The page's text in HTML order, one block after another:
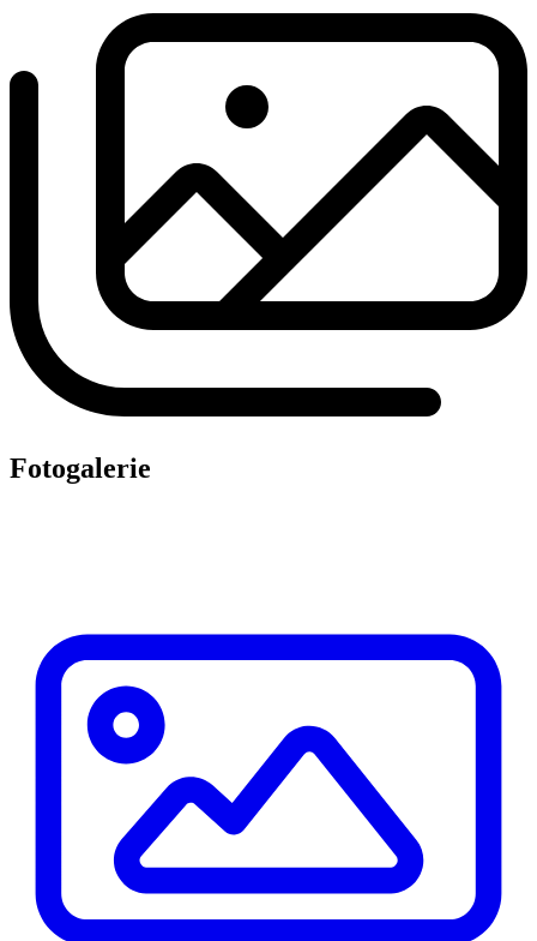
Fotogalerie